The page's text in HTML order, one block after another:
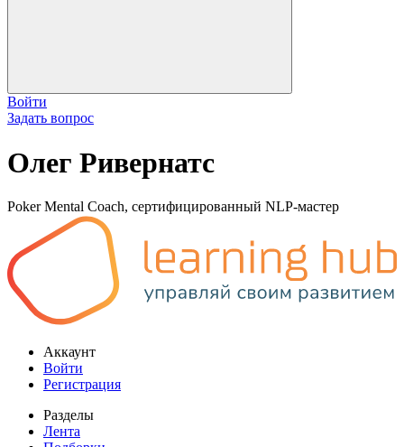
Войти
Задать вопрос
Олег Ривернатс
Poker Mental Coach, сертифицированный NLP-мастер
Аккаунт
Войти
Регистрация
Разделы
Лента